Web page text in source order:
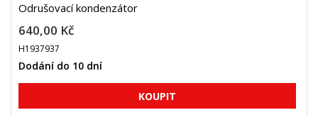
Odrušovací kondenzátor
640,00 Kč
H1937937
Dodání do 10 dní